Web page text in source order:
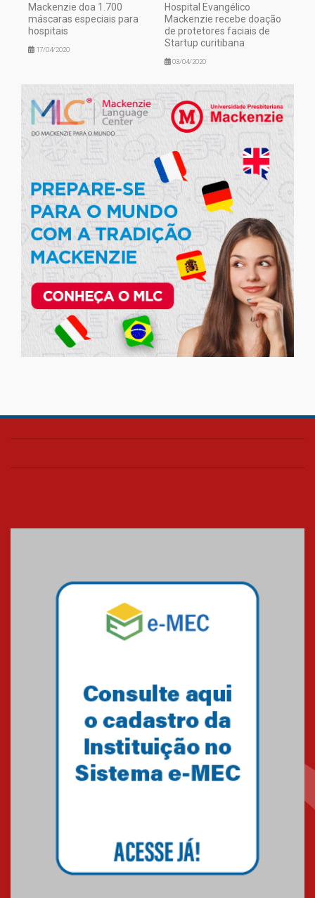
Mackenzie doa 1.700
máscaras especiais para
hospitais
17/04/2020
Hospital Evangélico
Mackenzie recebe doação
de protetores faciais de
Startup curitibana
03/04/2020